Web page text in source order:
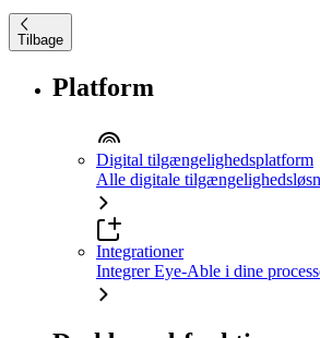
Tilbage
Platform
Digital tilgængelighedsplatform
Alle digitale
Integrationer
Integrer Eye-Able i dine